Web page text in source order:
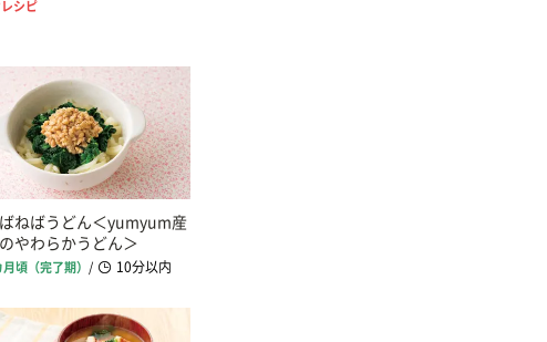
シピ
ねばうどん＜yumyum産
やわらかうどん＞
頃（完了期） / 10分以内